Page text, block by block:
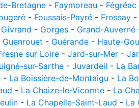
Bretagne - Faymoreau - Fégréac
- Foussais-Payré - Frossay -
Givrand - Gorges - Grand-Auverné
Guenrouet - Guérande - Haute-
sur Loire - Jard-sur-Mer -
sur-Sarthe - Juvardeil - La
- La Boissière-de-Montaigu - La
- La Chaize-le-Vicomte - La
- La Chapelle-Saint-Laud - La